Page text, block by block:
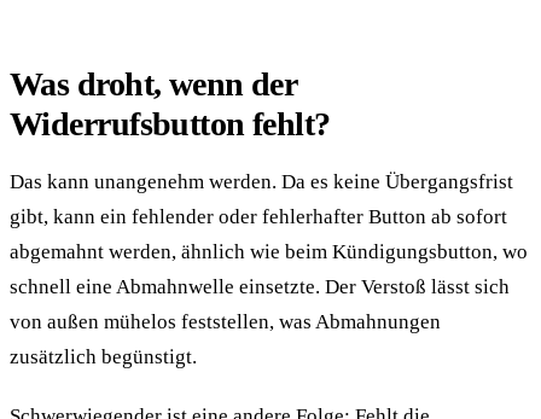
Was droht, wenn der
Widerrufsbutton fehlt?
Das kann unangenehm werden. Da es keine Übergangsfrist
gibt, kann ein fehlender oder fehlerhafter Button ab sofort
abgemahnt werden, ähnlich wie beim Kündigungsbutton, wo
schnell eine Abmahnwelle einsetzte. Der Verstoß lässt sich
von außen mühelos feststellen, was Abmahnungen
zusätzlich begünstigt.